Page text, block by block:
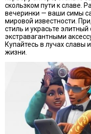
скользком пути к славе.
вечеринки — ваши симы
мировой известности.
стиль и украсьте
экстравагантными
Купайтесь в лучах
жизни.